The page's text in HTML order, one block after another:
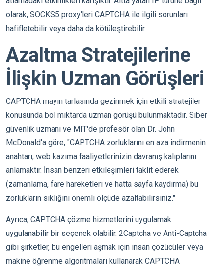
olarak, SOCKS5 proxy'leri CAPTCHA ile ilgili sorunları
hafifletebilir veya daha da kötüleştirebilir.
Azaltma Stratejilerine
İlişkin Uzman Görüşleri
CAPTCHA mayın tarlasında gezinmek için etkili stratejiler
konusunda bol miktarda uzman görüşü bulunmaktadır. Siber
güvenlik uzmanı ve MIT'de profesör olan Dr. John
McDonald'a göre, "CAPTCHA zorluklarını en aza indirmenin
anahtarı, web kazıma faaliyetlerinizin davranış kalıplarını
anlamaktır. İnsan benzeri etkileşimleri taklit ederek
(zamanlama, fare hareketleri ve hatta sayfa kaydırma) bu
zorlukların sıklığını önemli ölçüde azaltabilirsiniz."
Ayrıca, CAPTCHA çözme hizmetlerini uygulamak
uygulanabilir bir seçenek olabilir. 2Captcha ve Anti-Captcha
gibi şirketler, bu engelleri aşmak için insan çözücüler veya
makine öğrenme algoritmaları kullanarak CAPTCHA